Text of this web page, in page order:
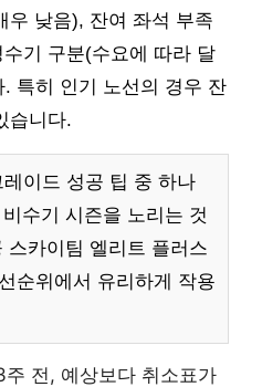
우 낮음), 잔여 좌석 부족
기 구분(수요에 따라 달
특히 인기 노선의 경우 잔
습니다.
이드 성공 팁 중 하나
수기 시즌을 노리는 것
스카이팀 엘리트 플러스
순위에서 유리하게 작용
전, 예상보다 취소표가